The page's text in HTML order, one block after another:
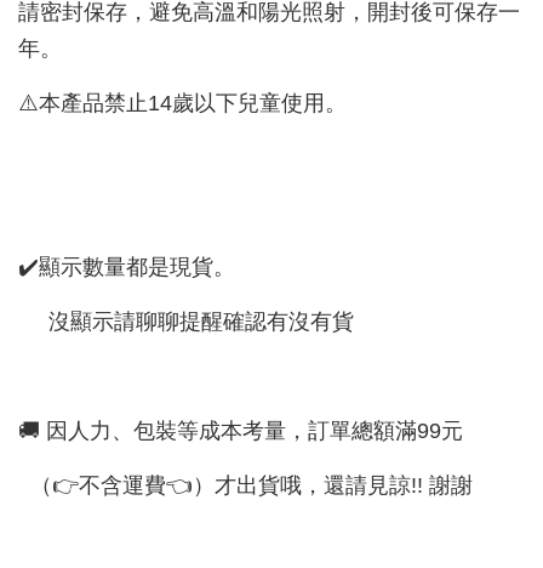
請密封保存，避免高溫和陽光照射，開封後可保存一
年。
⚠️本產品禁止14歲以下兒童使用。
✔️顯示數量都是現貨。
沒顯示請聊聊提醒確認有沒有貨
🚚 因人力、包裝等成本考量，訂單總額滿99元
（👉不含運費👈）才出貨哦，還請見諒!! 謝謝